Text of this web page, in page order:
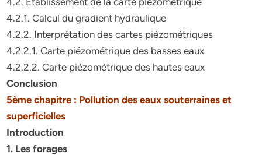
4.2.1. Calcul du gradient hydraulique
4.2.2. Interprétation des cartes piézométriques
4.2.2.1. Carte piézométrique des basses eaux
4.2.2.2. Carte piézométrique des hautes eaux
Conclusion
5ème chapitre : Pollution des eaux souterraines et
superficielles
Introduction
1. Les forages